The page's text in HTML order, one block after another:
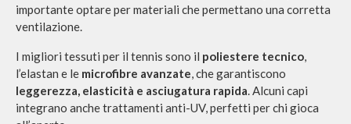
importante optare per materiali che permettano una corretta
ventilazione.
I migliori tessuti per il tennis sono il poliestere tecnico,
l’elastan e le microfibre avanzate, che garantiscono
leggerezza, elasticità e asciugatura rapida. Alcuni capi
integrano anche trattamenti anti-UV, perfetti per chi gioca